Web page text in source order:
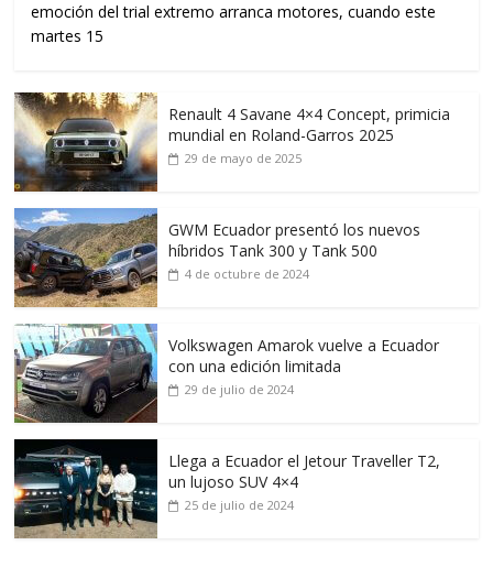
emoción del trial extremo arranca motores, cuando este
martes 15
Renault 4 Savane 4×4 Concept, primicia
mundial en Roland-Garros 2025
29 de mayo de 2025
GWM Ecuador presentó los nuevos
híbridos Tank 300 y Tank 500
4 de octubre de 2024
Volkswagen Amarok vuelve a Ecuador
con una edición limitada
29 de julio de 2024
Llega a Ecuador el Jetour Traveller T2,
un lujoso SUV 4×4
25 de julio de 2024